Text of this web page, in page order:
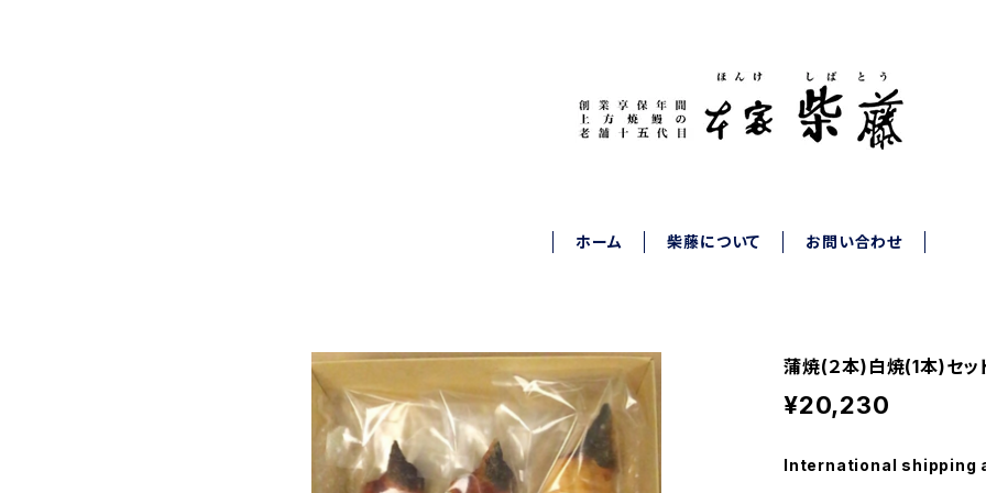
ホーム 柴藤について お問い合わせ
蒲焼(２本)白焼(1本)セッ
¥20,230
International shipping